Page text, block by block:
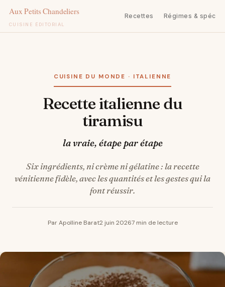
CUISINE ÉDITORIAL
Recettes Régimes &
CUISINE DU MONDE · ITALIENNE
Recette italienne du
tiramisu
la vraie, étape par étape
Six ingrédients, ni crème ni gélatine : la recette
vénitienne fidèle, avec les quantités et les gestes qui la
font réussir.
Par Apolline Barat2 juin 20267 min de lecture